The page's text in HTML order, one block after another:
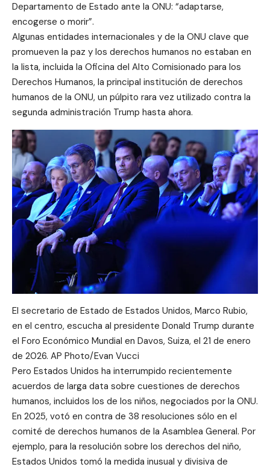
Departamento de Estado ante la ONU: “adaptarse,
encogerse o morir”.
Algunas entidades internacionales y de la ONU clave que
promueven la paz y los derechos humanos no estaban en
la lista, incluida la Oficina del Alto Comisionado para los
Derechos Humanos, la principal institución de derechos
humanos de la ONU, un púlpito rara vez utilizado contra la
segunda administración Trump hasta ahora.
El secretario de Estado de Estados Unidos, Marco Rubio,
en el centro, escucha al presidente Donald Trump durante
el Foro Económico Mundial en Davos, Suiza, el 21 de enero
de 2026. AP Photo/Evan Vucci
Pero Estados Unidos ha interrumpido recientemente
acuerdos de larga data sobre cuestiones de derechos
humanos, incluidos los de los niños, negociados por la ONU.
En 2025, votó en contra de 38 resoluciones sólo en el
comité de derechos humanos de la Asamblea General. Por
ejemplo, para la resolución sobre los derechos del niño,
Estados Unidos tomó la medida inusual y divisiva de